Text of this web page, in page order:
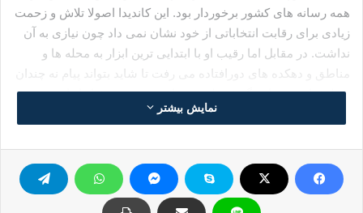
همه رسانه های کشور برخوردار بود. این کاندیدا اصولا تلاش و زحمت
زیادی برای رقابت انتخاباتی از خود نشان نمی داد چون نیازی به آن
نداشت. در مقابل اما رقیب او با ابتدایی ترین ابزار به محله ها و
مناطق و دهکده های دورافتاده می رفت تا شاید بتواند پیام نه چندان
پرطرفدار خود را به گوش ملت برساند. مصر حتی قبل از این
انتخابات نیز تنها پس از یک به اصطلاح میان پرده کوتاه مدت به همان
انتخابات پیش از آن که حتی یک نفر پای صندوق های رای رفته باشد.
و بی تردید این انتخابات ریاست جمهوری به هیچ عنوان نمی تواند
نمایش بیشتر